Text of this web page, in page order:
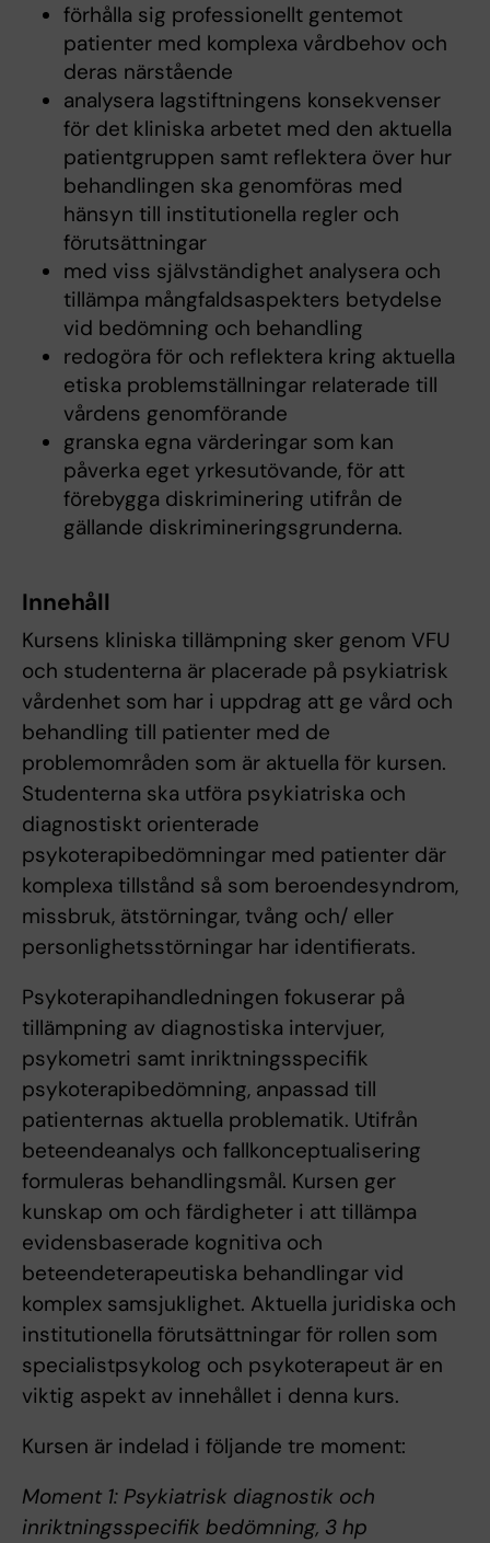
förhålla sig professionellt gentemot
patienter med komplexa vårdbehov och
deras närstående
analysera lagstiftningens konsekvenser
för det kliniska arbetet med den aktuella
patientgruppen samt reflektera över hur
behandlingen ska genomföras med
hänsyn till institutionella regler och
förutsättningar
med viss självständighet analysera och
tillämpa mångfaldsaspekters betydelse
vid bedömning och behandling
redogöra för och reflektera kring aktuella
etiska problemställningar relaterade till
vårdens genomförande
granska egna värderingar som kan
påverka eget yrkesutövande, för att
förebygga diskriminering utifrån de
gällande diskrimineringsgrunderna.
Innehåll
Kursens kliniska tillämpning sker genom VFU
och studenterna är placerade på psykiatrisk
vårdenhet som har i uppdrag att ge vård och
behandling till patienter med de
problemområden som är aktuella för kursen.
Studenterna ska utföra psykiatriska och
diagnostiskt orienterade
psykoterapibedömningar med patienter där
komplexa tillstånd så som beroendesyndrom,
missbruk, ätstörningar, tvång och/ eller
personlighetsstörningar har identifierats.
Psykoterapihandledningen fokuserar på
tillämpning av diagnostiska intervjuer,
psykometri samt inriktningsspecifik
psykoterapibedömning, anpassad till
patienternas aktuella problematik. Utifrån
beteendeanalys och fallkonceptualisering
formuleras behandlingsmål. Kursen ger
kunskap om och färdigheter i att tillämpa
evidensbaserade kognitiva och
beteendeterapeutiska behandlingar vid
komplex samsjuklighet. Aktuella juridiska och
institutionella förutsättningar för rollen som
specialistpsykolog och psykoterapeut är en
viktig aspekt av innehållet i denna kurs.
Kursen är indelad i följande tre moment:
Moment 1: Psykiatrisk diagnostik och
inriktningsspecifik bedömning, 3 hp